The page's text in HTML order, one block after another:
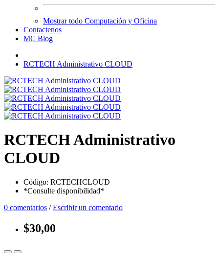
Mostrar todo Computación y Oficina
Contactenos
MC Blog
RCTECH Administrativo CLOUD
RCTECH Administrativo
CLOUD
Código: RCTECHCLOUD
*Consulte disponibilidad*
0 comentarios /Escribir un comentario
$30,00